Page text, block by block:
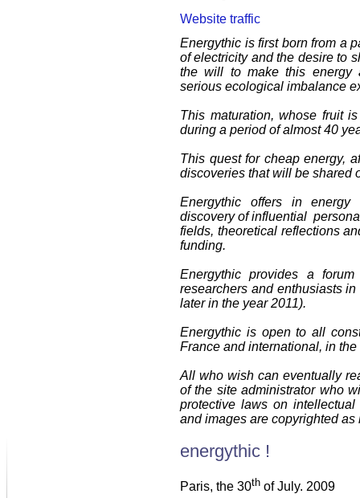
Website traffic
Energythic is first born from a
of electricity and the desire to
the will to make this energy
serious ecological imbalance
This maturation, whose fruit
during a period of almost 40
This quest for cheap energy,
discoveries that will be shared
Energythic offers in
discovery of influential
fields, theoretical reflections
funding.
Energythic provides a
researchers and enthusiasts
later in the year 2011).
Energythic is open to all
France and international, in the
All who wish can eventually
of the site administrator who
protective laws on
and images are copyrighted
energythic !
Paris, the 30th of July. 2009